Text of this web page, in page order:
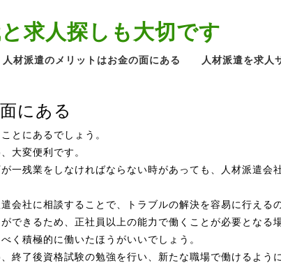
求人探しも大切です
人材派遣のメリットはお金の面にある
人材派遣を求人
にある
とにあるでしょう。
大変便利です。
一残業をしなければならない時があっても、人材派遣会
会社に相談することで、トラブルの解決を容易に行える
できるため、正社員以上の能力で働くことが必要となる
く積極的に働いたほうがいいでしょう。
終了後資格試験の勉強を行い、新たな職場で働けるよう